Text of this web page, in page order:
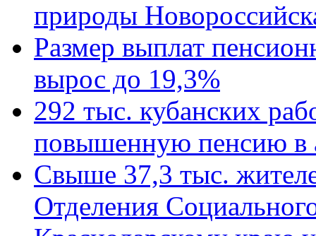
природы
Размер выплат
вырос до 19,3%
292 тыс. кубанских
повышенную пенсию в
Свыше 37,3 тыс.
Отделения